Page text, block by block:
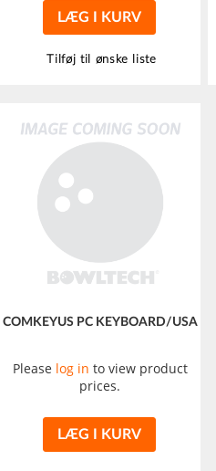
LÆG I KURV
Tilføj til ønske liste
COMKEYUS PC KEYBOARD/USA
Please log in to view product
prices.
LÆG I KURV